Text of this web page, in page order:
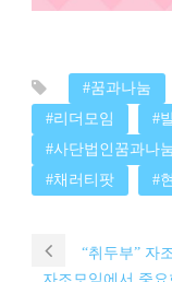
#꿈과나눔
#리더모임
#
#사단법인꿈과나
#채러티팟
#
“취두부” 자